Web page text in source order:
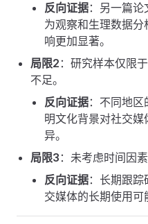
反向证据：另一篇
为观察和生理数据
响更加显著。
局限2 ：研究样本仅限
不足。
反向证据：不同地
明文化背景对社交
异。
局限3 ：未考虑时间因
反向证据：长期跟
交媒体的长期使用可